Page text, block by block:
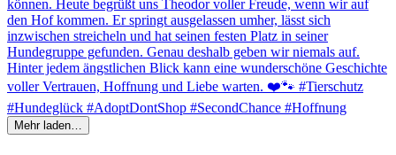
Mehr laden…